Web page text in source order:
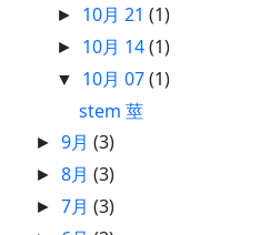
► 10月 21(1)
► 10月 14(1)
▼ 10月 07(1)
stem 莖
►9月(3)
►8月(3)
►7月(3)